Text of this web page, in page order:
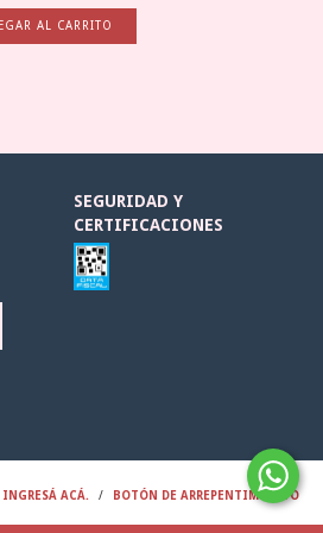
SEGURIDAD Y
CERTIFICACIONES
INGRESÁ ACÁ. / BOTÓN DE ARREPENTIMIENTO